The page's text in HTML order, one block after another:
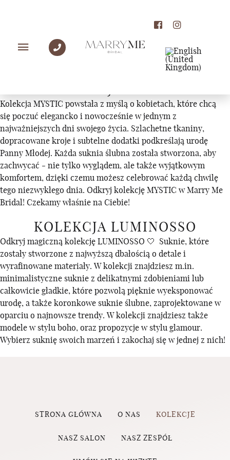
KOLEKCJE
Kolekcja MYSTIC powstała z myślą o kobietach, które chcą
się poczuć elegancko i nowocześnie w jednym z
najważniejszych dni swojego życia. Szlachetne tkaniny,
dopracowane kroje i subtelne dodatki podkreślają urodę
Panny Młodej. Każda suknia ślubna została stworzona, aby
zachwycać - nie tylko wyglądem, ale także wyjątkowym
komfortem, dzięki czemu możesz celebrować każdą chwilę
tego niezwykłego dnia. Odkryj kolekcję MYSTIC w Marry Me
Bridal! Czekamy właśnie na Ciebie!
KOLEKCJA LUMINOSSO
Odkryj magiczną kolekcję LUMINOSSO 🤍 Suknie, które
zostały stworzone z najwyższą dbałością o detale i
wyrafinowane materiały. W kolekcji znajdziesz m.in.
minimalistyczne suknie z delikatnymi zdobieniami lub
całkowicie gładkie, które pozwolą pięknie wyeksponować
urodę, a także koronkowe suknie ślubne, zaprojektowane w
oparciu o najnowsze trendy. W kolekcji znajdziesz także
modele w stylu boho, oraz propozycje w stylu glamour.
Wybierz suknię swoich marzeń i zakochaj się w jednej z nich!
STRONA GŁÓWNA O NAS KOLEKCJE
NASZ SALON NASZ ZESPÓŁ